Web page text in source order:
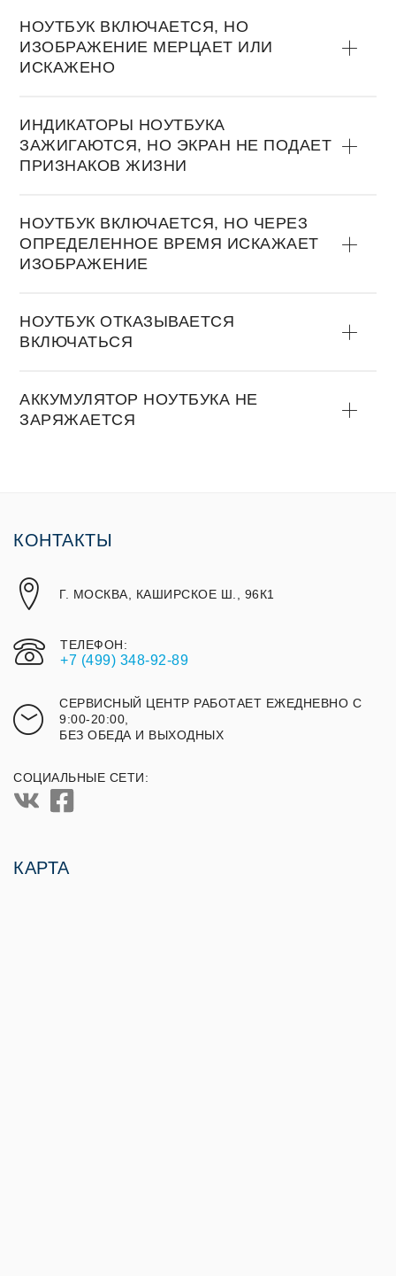
НОУТБУК ВКЛЮЧАЕТСЯ, НО
ИЗОБРАЖЕНИЕ МЕРЦАЕТ ИЛИ
ИСКАЖЕНО
ИНДИКАТОРЫ НОУТБУКА
ЗАЖИГАЮТСЯ, НО ЭКРАН НЕ ПОДАЕТ
ПРИЗНАКОВ ЖИЗНИ
НОУТБУК ВКЛЮЧАЕТСЯ, НО ЧЕРЕЗ
ОПРЕДЕЛЕННОЕ ВРЕМЯ ИСКАЖАЕТ
ИЗОБРАЖЕНИЕ
НОУТБУК ОТКАЗЫВАЕТСЯ
ВКЛЮЧАТЬСЯ
АККУМУЛЯТОР НОУТБУКА НЕ
ЗАРЯЖАЕТСЯ
КОНТАКТЫ
Г. МОСКВА, КАШИРСКОЕ Ш., 96К1
ТЕЛЕФОН:
+7 (499) 348-92-89
СЕРВИСНЫЙ ЦЕНТР РАБОТАЕТ ЕЖЕДНЕВНО С
9:00-20:00,
БЕЗ ОБЕДА И ВЫХОДНЫХ
СОЦИАЛЬНЫЕ СЕТИ:
КАРТА